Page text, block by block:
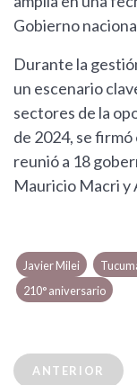
Gobierno
Durante la
un escenario
sectores de la
de 2024, se
reunió a 18
Mauricio Macri y
Javier Milei
210° aniversario
ANTERIOR